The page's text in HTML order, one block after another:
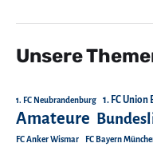
Unsere
1. FC Neubrandenburg 1. FC Union
Amateure
FC Anker Wismar FC Bayern